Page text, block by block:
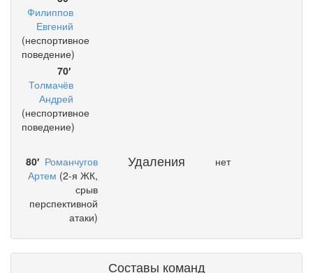
Филиппов
Евгений
(неспортивное
поведение)
70′
Толмачёв
Андрей
(неспортивное
поведение)
80′ Романчугов
Артем (2-я ЖК,
срыв
перспективной
атаки)
Удаления нет
Составы команд